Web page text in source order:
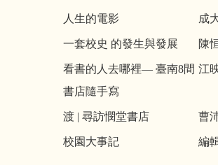
人生的電影 成
一套校史 的發生與發展 陳
看書的人去哪裡— 臺南8間
書店隨手寫
江
渡 | 尋訪憫堂書店 曹
校園大事記 編